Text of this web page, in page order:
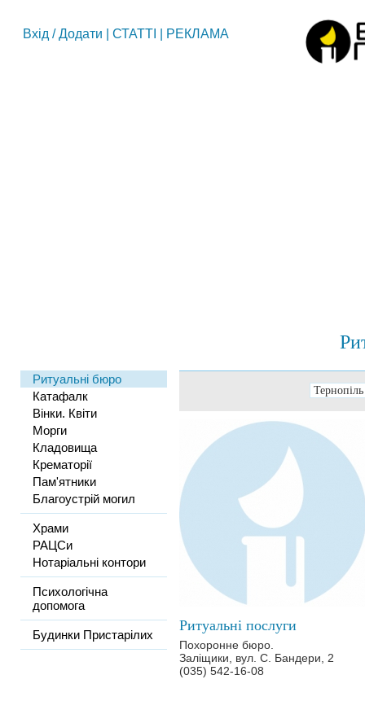
Вхід /Додати СТАТТІ РЕКЛАМА
Ритуальні бюро
Катафалк
Вінки. Квіти
Морги
Кладовища
Крематорії
Пам'ятники
Благоустрій могил
Храми
РАЦСи
Нотаріальні контори
Психологічна
допомога
Будинки Пристарілих
Ритуальні послуги
Похоронне бюро.
Заліщики, вул. С. Бандери, 2
(035) 542-16-08